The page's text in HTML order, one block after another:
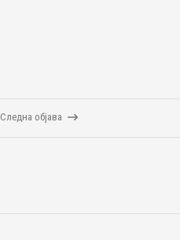
Следна објава